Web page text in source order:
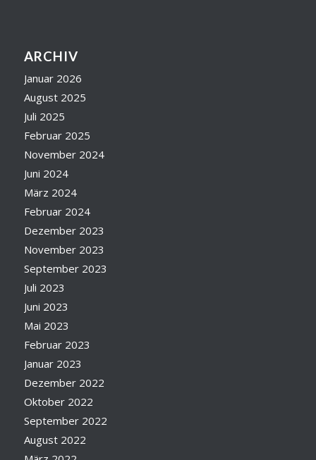
ARCHIV
Januar 2026
August 2025
Juli 2025
Februar 2025
November 2024
Juni 2024
März 2024
Februar 2024
Dezember 2023
November 2023
September 2023
Juli 2023
Juni 2023
Mai 2023
Februar 2023
Januar 2023
Dezember 2022
Oktober 2022
September 2022
August 2022